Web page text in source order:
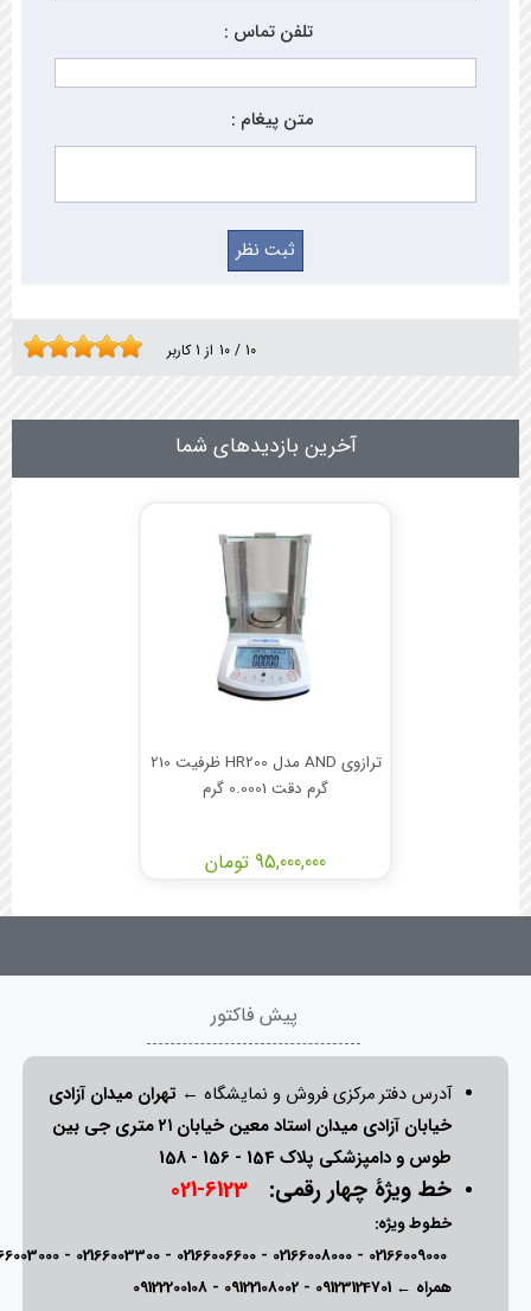
تلفن تماس :
متن پیغام :
10 / 10 از 1کاربر
آخرین بازدیدهای شما
ترازوی AND مدل HR200 ظرفیت 210
گرم دقت 0.0001 گرم
95,000,000 تومان
پیش فاکتور
آدرس دفتر مرکزی فروش و نمایشگاه ← تهران میدان آزادی
خیابان آزادی میدان استاد معین خیابان ۲۱ متری جی بین
طوس و دامپزشکی پلاک 154 - 156 - 158
خط ویژۀ چهار رقمی:6123-021
خطوط ویژه:
02166009000
-
02166008000
-
02166006600
-
02166003300
-
همراه ← 09123124701
-
09122108002
-
09122200108